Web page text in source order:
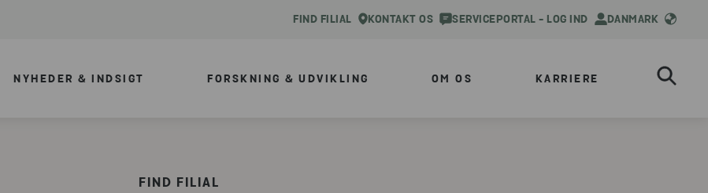
FIND FILIAL KONTAKT OS SERVICEPORTAL - LOG IND DANMARK
NYHEDER & INDSIGT FORSKNING & UDVIKLING OM OS KARRIERE
FIND FILIAL